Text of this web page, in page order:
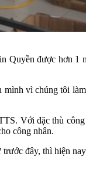
Quyền được hơn 1
mình vì chúng tôi
Với đặc thù
công nhân.
đây, thì hiện